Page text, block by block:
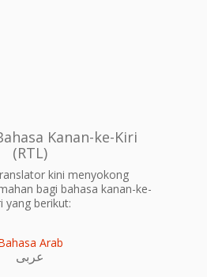
Kanan-ke-Kiri
(RTL)
kini menyokong
bagi bahasa kanan-ke-
yang berikut:
Arab
عربى